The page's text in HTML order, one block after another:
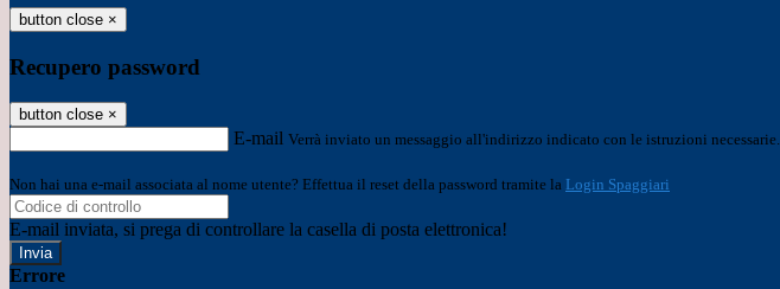
button close ×
Recupero password
button close ×
E-mail Verrà inviato un messaggio all'indirizzo indicato con le istruzioni necessarie.
Non hai una e-mail associata al nome utente? Effettua il reset della password tramite la Login Spaggiari
E-mail inviata, si prega di controllare la casella di posta elettronica!
Errore